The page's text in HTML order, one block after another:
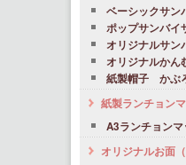
ベーシックサン
ポップサンバイ
オリジナルサン
オリジナルかん
紙製帽子 かぶ
紙製ランチョン
A3ランチョンマ
オリジナルお面（